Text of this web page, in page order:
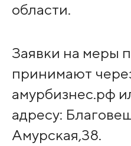
области.
Заявки на меры
принимают
амурбизнес.рф
адресу:
Амурская,38.